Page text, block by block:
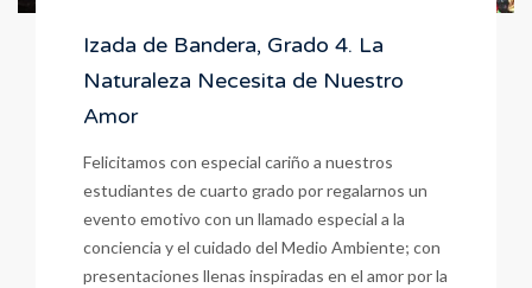
Izada de Bandera, Grado 4. La
Naturaleza Necesita de Nuestro
Amor
Felicitamos con especial cariño a nuestros
estudiantes de cuarto grado por regalarnos un
evento emotivo con un llamado especial a la
conciencia y el cuidado del Medio Ambiente; con
presentaciones llenas inspiradas en el amor por la